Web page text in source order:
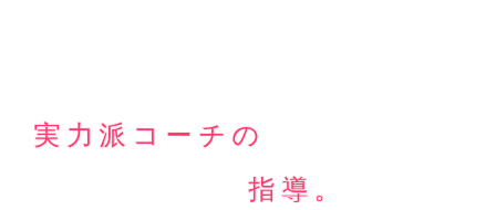
実力派コーチの
指導。